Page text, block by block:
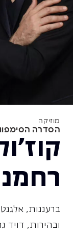
מוזיקה
הסדרה
ברעננות,
ובהירות, דויד